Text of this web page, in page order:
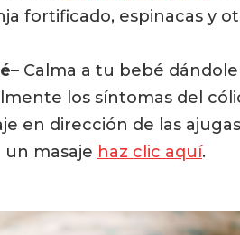
fortificado, espinacas y
– Calma a tu bebé
los síntomas del
en dirección de las
masaje haz clic aquí.